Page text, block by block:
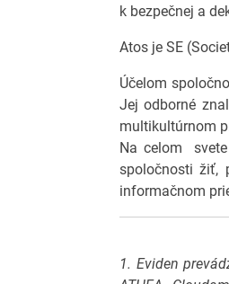
k bezpečnej a
Atos je SE
Účelom
Jej odborné
multikultúrnom
Na celom
spoločnosti žiť,
informačnom
1. Eviden